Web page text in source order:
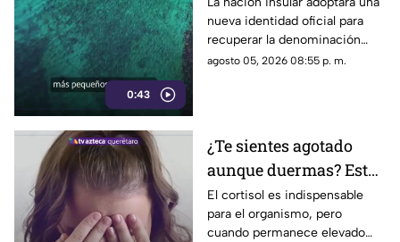
0:43
de nombre
nueva identidad oficial para
recuperar la denominación
utilizada por sus propios
agosto 05, 2026 08:55 p. m.
¿Te sientes agotado
aunque duermas? Estos
hábitos pueden ayudar
a regular el cortisol
El cortisol es indispensable
para el organismo, pero
cuando permanece elevado